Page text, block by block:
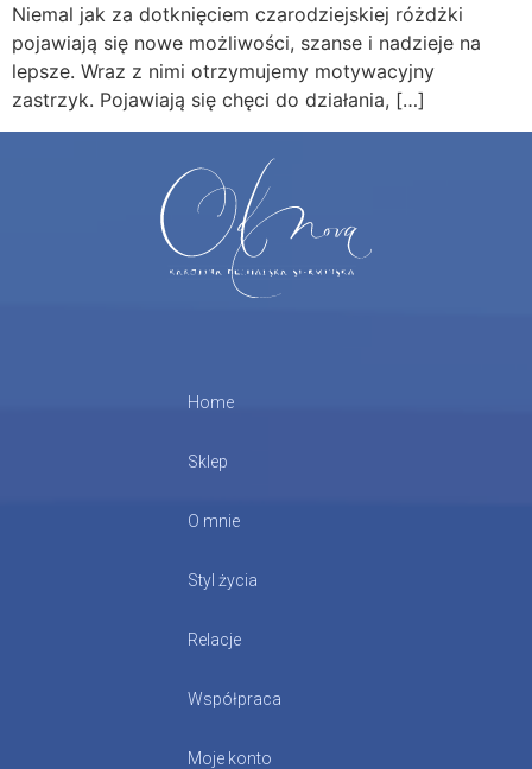
Niemal jak za dotknięciem czarodziejskiej różdżki
pojawiają się nowe możliwości, szanse i nadzieje na
lepsze. Wraz z nimi otrzymujemy motywacyjny
zastrzyk. Pojawiają się chęci do działania, […]
Home
Sklep
O mnie
Styl życia
Relacje
Współpraca
Moje konto